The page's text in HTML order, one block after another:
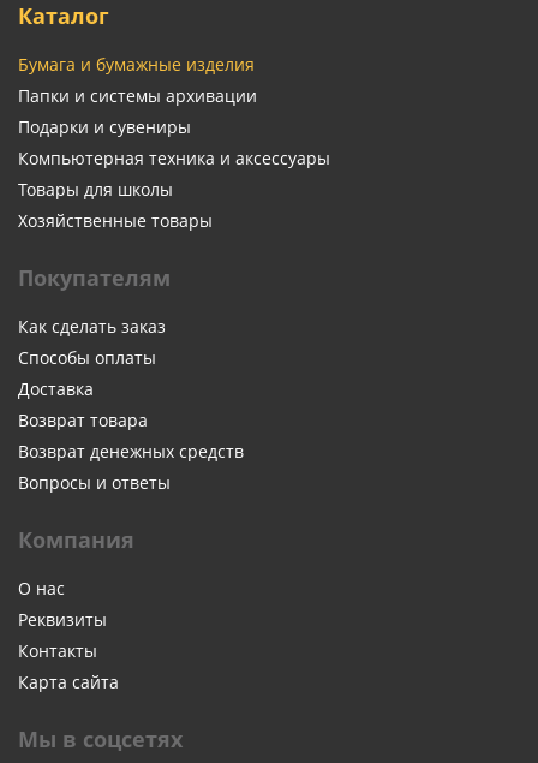
Каталог
Бумага и бумажные изделия
Папки и системы архивации
Подарки и сувениры
Компьютерная техника и аксессуары
Товары для школы
Хозяйственные товары
Покупателям
Как сделать заказ
Способы оплаты
Доставка
Возврат товара
Возврат денежных средств
Вопросы и ответы
Компания
О нас
Реквизиты
Контакты
Карта сайта
Мы в соцсетях